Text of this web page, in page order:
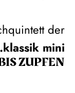
der
mini
ZUPFEN